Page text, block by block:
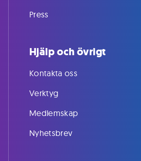
Press
Hjälp och övrigt
Kontakta oss
Verktyg
Medlemskap
Nyhetsbrev